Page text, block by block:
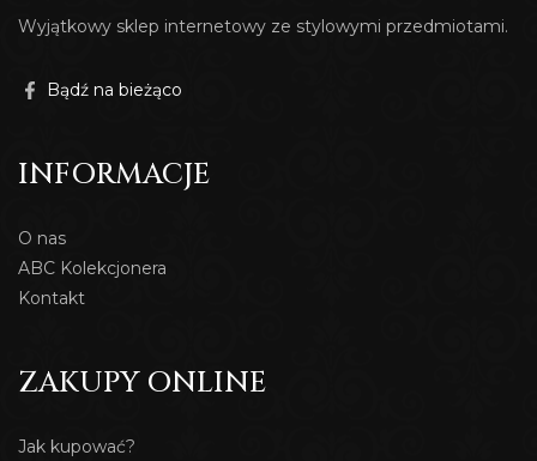
Wyjątkowy sklep internetowy ze stylowymi przedmiotami.
Bądź na bieżąco
INFORMACJE
O nas
ABC Kolekcjonera
Kontakt
ZAKUPY ONLINE
Jak kupować?